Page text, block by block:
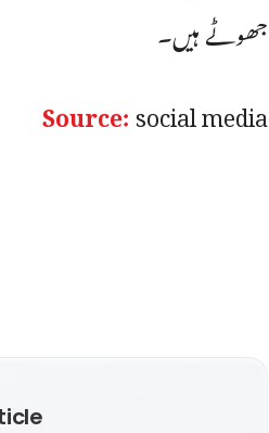
جھوٹے ہیں۔
Source:social media